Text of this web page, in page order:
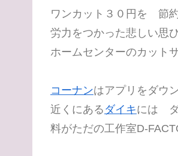
ワンカット３０円を 節
労力をつかった悲しい思ひ
ホームセンターのカット
コーナンはアプリをダウ
近くにある ダイキには ダ
料がただの工作室D-